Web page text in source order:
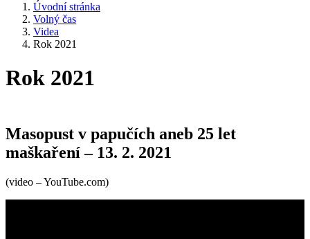
Úvodní stránka
Volný čas
Videa
Rok 2021
Rok 2021
Masopust v papučích aneb 25 let
maškaření – 13. 2. 2021
(video – YouTube.com)